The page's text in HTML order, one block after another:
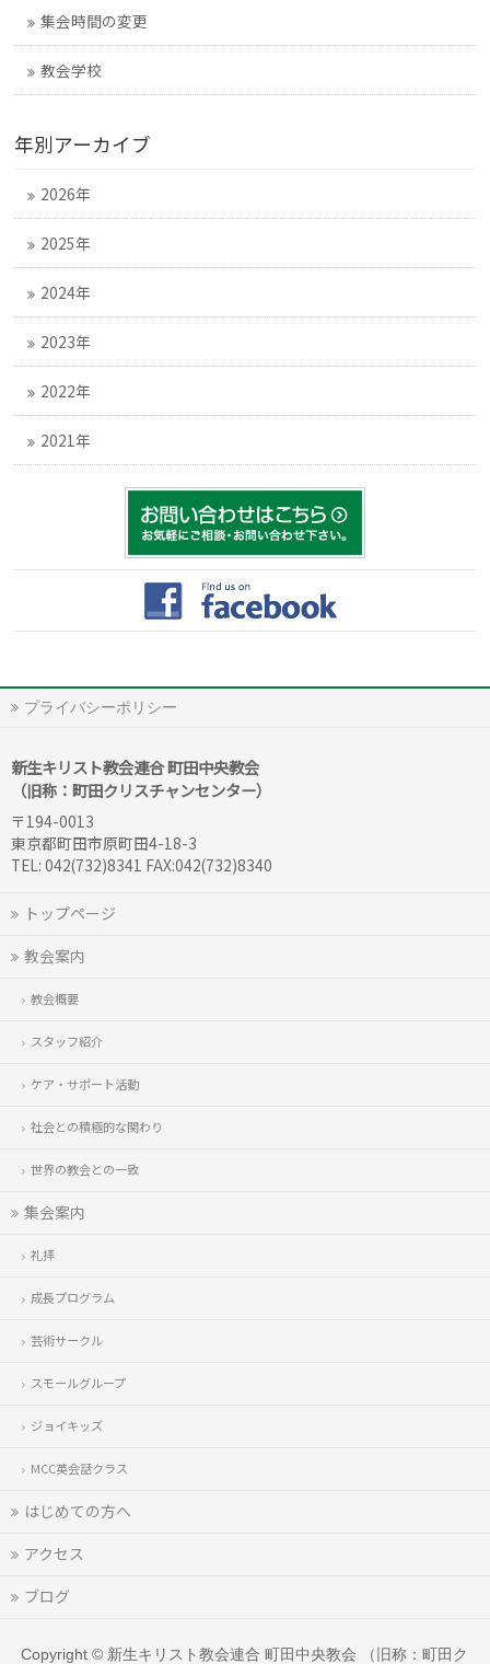
集会時間の変更
教会学校
年別アーカイブ
2026年
2025年
2024年
2023年
2022年
2021年
プライバシーポリシー
新生キリスト教会連合 町田中央教会
（旧称：町田クリスチャンセンター）
〒194-0013
東京都町田市原町田4-18-3
TEL: 042(732)8341 FAX:042(732)8340
トップページ
教会案内
教会概要
スタッフ紹介
ケア・サポート活動
社会との積極的な関わり
世界の教会との一致
集会案内
礼拝
成長プログラム
芸術サークル
スモールグループ
ジョイキッズ
MCC英会話クラス
はじめての方へ
アクセス
ブログ
Copyright © 新生キリスト教会連合 町田中央教会 （旧称：町田ク